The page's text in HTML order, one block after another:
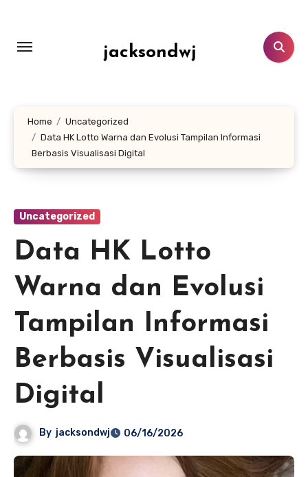
konten
jacksondwj
Home
Uncategorized
Data HK Lotto Warna dan Evolusi Tampilan Informasi
Berbasis Visualisasi Digital
Uncategorized
Data HK Lotto
Warna dan Evolusi
Tampilan Informasi
Berbasis Visualisasi
Digital
By jacksondwj 06/16/2026